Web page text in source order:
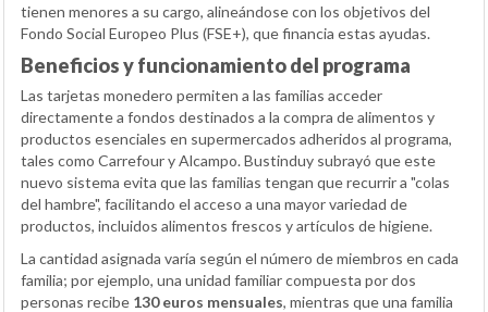
tienen menores a su cargo, alineándose con los objetivos del
Fondo Social Europeo Plus (FSE+), que financia estas ayudas.
Beneficios y funcionamiento del programa
Las tarjetas monedero permiten a las familias acceder
directamente a fondos destinados a la compra de alimentos y
productos esenciales en supermercados adheridos al programa,
tales como Carrefour y Alcampo. Bustinduy subrayó que este
nuevo sistema evita que las familias tengan que recurrir a "colas
del hambre", facilitando el acceso a una mayor variedad de
productos, incluidos alimentos frescos y artículos de higiene.
La cantidad asignada varía según el número de miembros en cada
familia; por ejemplo, una unidad familiar compuesta por dos
personas recibe 130 euros mensuales, mientras que una familia